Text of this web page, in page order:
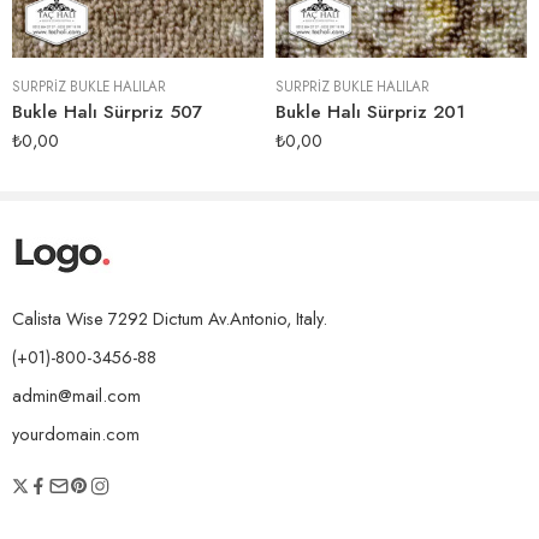
SÜRPRIZ BUKLE HALILAR
Bukle Halı Sürpriz 507
₺0,00
SÜRPRIZ BUKLE HALILAR
Bukle Halı Sürpriz 201
₺0,00
Calista Wise 7292 Dictum Av.Antonio, Italy.
(+01)-800-3456-88
admin@mail.com
yourdomain.com